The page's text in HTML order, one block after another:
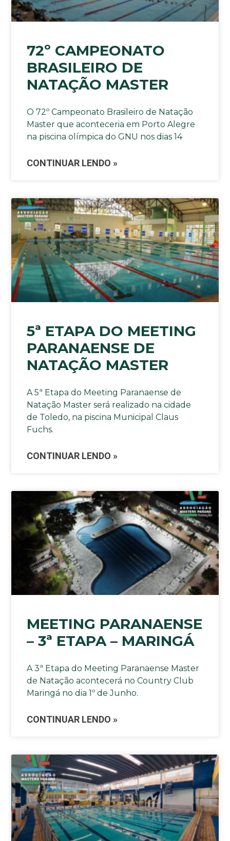
72º CAMPEONATO
BRASILEIRO DE
NATAÇÃO MASTER
O 72º Campeonato Brasileiro de Natação
Master que aconteceria em Porto Alegre
na piscina olímpica do GNU nos dias 14
CONTINUAR LENDO »
5ª ETAPA DO MEETING
PARANAENSE DE
NATAÇÃO MASTER
A 5ª Etapa do Meeting Paranaense de
Natação Master será realizado na cidade
de Toledo, na piscina Municipal Claus
Fuchs.
CONTINUAR LENDO »
MEETING PARANAENSE
– 3ª ETAPA – MARINGÁ
A 3ª Etapa do Meeting Paranaense Master
de Natação acontecerá no Country Club
Maringá no dia 1º de Junho.
CONTINUAR LENDO »